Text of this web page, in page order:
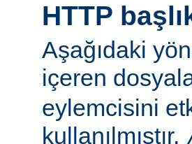
HTTP
Aşağıdaki
içeren
eylemcisini
kullanılmıştır.